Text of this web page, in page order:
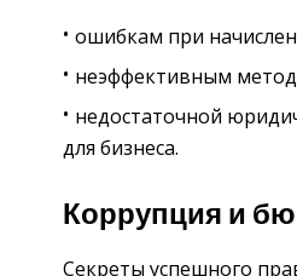
ошибкам при
неэффективным
недостаточной
для бизнеса.
Коррупция и
Секреты успешного